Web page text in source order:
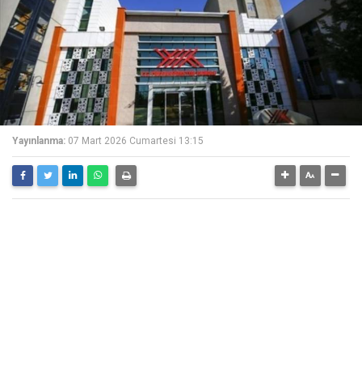
Yayınlanma: 07 Mart 2026 Cumartesi 13:15